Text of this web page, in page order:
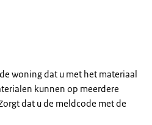
woning dat u met het materiaal
kunnen op meerdere
dat u de meldcode met de